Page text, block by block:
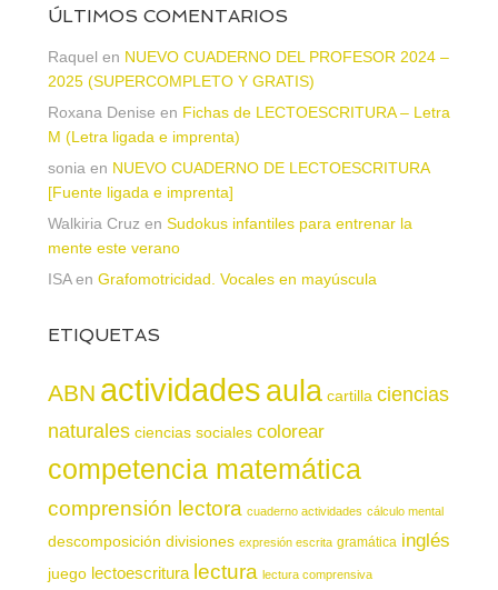
ÚLTIMOS COMENTARIOS
Raquel en NUEVO CUADERNO DEL PROFESOR 2024 –
2025 (SUPERCOMPLETO Y GRATIS)
Roxana Denise en Fichas de LECTOESCRITURA – Letra
M (Letra ligada e imprenta)
sonia en NUEVO CUADERNO DE LECTOESCRITURA
[Fuente ligada e imprenta]
Walkiria Cruz en Sudokus infantiles para entrenar la
mente este verano
ISAen Grafomotricidad. Vocales en mayúscula
ETIQUETAS
ABN actividadesaula cartilla ciencias
naturales ciencias sociales colorear
competencia matemática
comprensión lectora cuaderno actividades cálculo mental
descomposición divisiones expresión escrita gramática inglés
juego lectoescritura lectura lectura comprensiva